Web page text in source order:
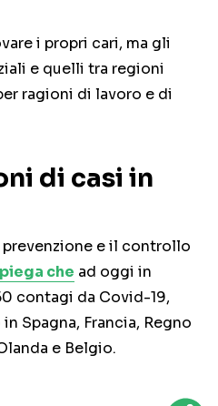
i propri cari, ma gli
e quelli tra regioni
ragioni di lavoro e di
di casi in
e il controllo
che ad oggi in
contagi da Covid-19,
Spagna, Francia, Regno
e Belgio.